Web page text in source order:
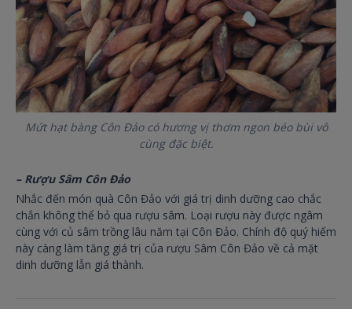
Mứt hạt bàng Côn Đảo có hương vị thơm ngon béo bùi vô
cùng đặc biệt.
– Rượu Sâm Côn Đảo
Nhắc đến món quà Côn Đảo với giá trị dinh dưỡng cao chắc
chắn không thể bỏ qua rượu sâm. Loại rượu này được ngâm
cùng với củ sâm trồng lâu năm tại Côn Đảo. Chính độ quý hiếm
này càng làm tăng giá trị của rượu Sâm Côn Đảo về cả mặt
dinh dưỡng lẫn giá thành.